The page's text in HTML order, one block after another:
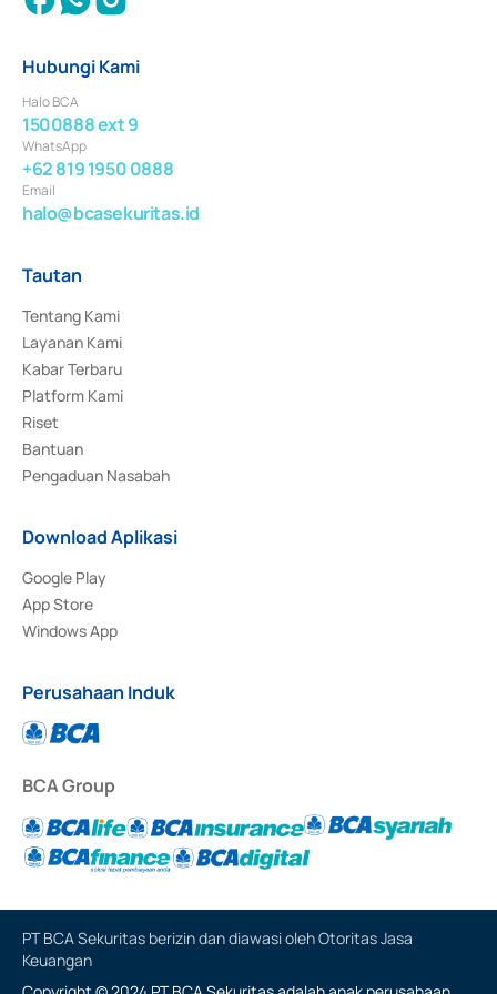
Hubungi Kami
Halo BCA
1500888 ext 9
WhatsApp
+62 819 1950 0888
Email
halo@bcasekuritas.id
Tautan
Tentang Kami
Layanan Kami
Kabar Terbaru
Platform Kami
Riset
Bantuan
Pengaduan Nasabah
Download Aplikasi
Google Play
App Store
Windows App
Perusahaan Induk
BCA Group
PT BCA Sekuritas berizin dan diawasi oleh Otoritas Jasa
Keuangan